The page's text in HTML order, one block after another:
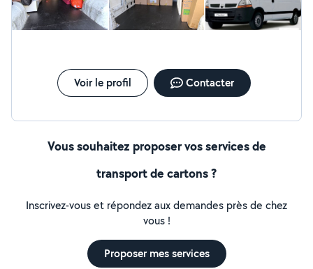
Voir le profil Contacter
Vous souhaitez proposer vos services de
transport de cartons ?
Inscrivez-vous et répondez aux demandes près de chez
vous !
Proposer mes services